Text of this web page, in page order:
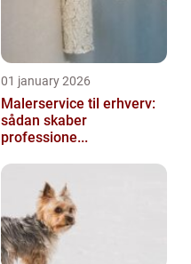
01 january 2026
Malerservice til erhverv:
sådan skaber
professione...